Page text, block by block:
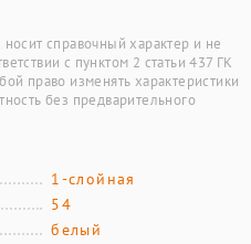
справочный характер и не
с пунктом 2 статьи 437 ГК
право изменять характеристики
без предварительного
1-слойная
54
белый